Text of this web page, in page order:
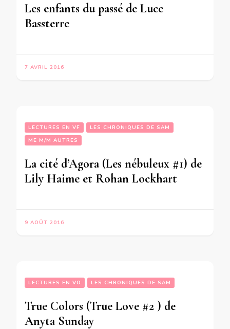
Les enfants du passé de Luce
Bassterre
7 AVRIL 2016
LECTURES EN VF
LES CHRONIQUES DE SAM
ME M/M AUTRES
La cité d’Agora (Les nébuleux #1) de
Lily Haime et Rohan Lockhart
9 AOÛT 2016
LECTURES EN VO LES CHRONIQUES DE SAM
True Colors (True Love #2 ) de
Anyta Sunday